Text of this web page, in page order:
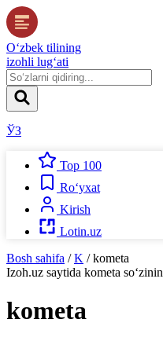
O‘zbek tilining
izohli lug‘ati
ЎЗ
Top 100
Ro‘yxat
Kirish
Lotin.uz
Bosh sahifa / K / kometa
Izoh.uz saytida kometa
kometa